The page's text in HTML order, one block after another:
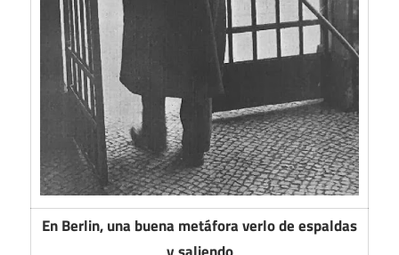
En Berlin, una buena metáfora verlo de espaldas